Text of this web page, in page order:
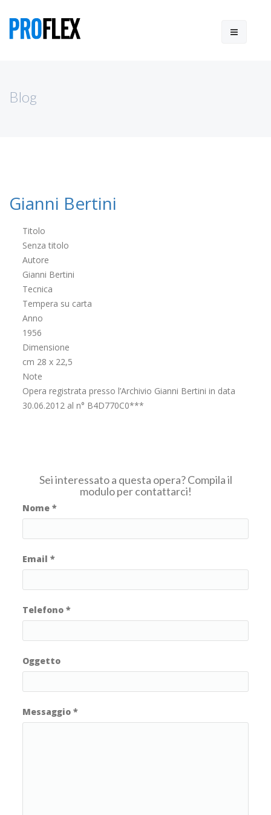
Blog
Gianni Bertini
Titolo
Senza titolo
Autore
Gianni Bertini
Tecnica
Tempera su carta
Anno
1956
Dimensione
cm 28 x 22,5
Note
Opera registrata presso l’Archivio Gianni Bertini in data
30.06.2012 al n° B4D770C0***
Sei interessato a questa opera? Compila il
modulo per contattarci!
Nome *
Email *
Telefono *
Oggetto
Messaggio *